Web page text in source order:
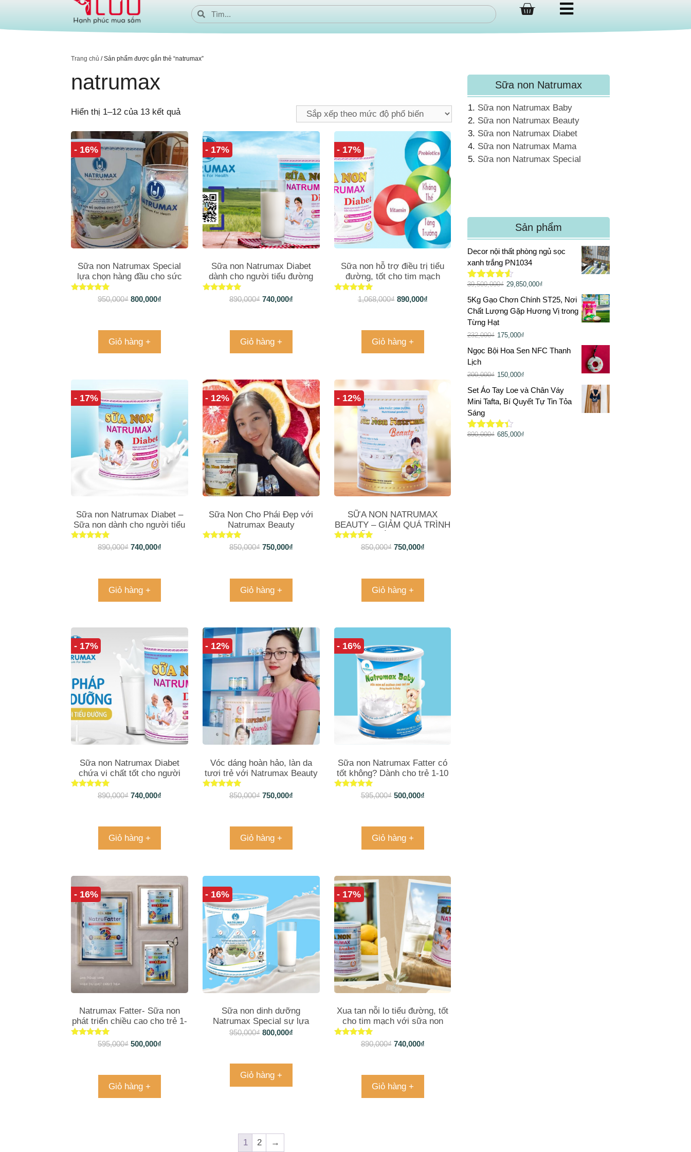
Trang chủ / Sản phẩm được gắn thẻ “natrumax”
natrumax
Hiển thị 1–12 của 13 kết quả
- 16%
Sữa non Natrumax Special
lựa chọn hàng đầu cho sức
khỏe 800gr
Được xếp
hạng
950,000₫ 800,000₫
Giỏ hàng +
- 17%
Sữa non Natrumax Diabet
dành cho người tiểu đường
Được xếp890,000₫ 740,000₫
Giỏ hàng +
- 17%
Sữa non hỗ trợ điều trị tiểu
đường, tốt cho tim mạch
Được xếp
hạng
1,068,000₫ 890,000₫
Giỏ hàng +
- 17%
Sữa non Natrumax Diabet –
Sữa non dành cho người tiểu
đường, người cao tuổi
Được xếp890,000₫ 740,000₫
Giỏ hàng +
- 12%
Sữa Non Cho Phái Đẹp với
Natrumax Beauty
Được xếp850,000₫ 750,000₫
Giỏ hàng +
- 12%
SỮA NON NATRUMAX
BEAUTY – GIẢM QUÁ TRÌNH
LÃO HÓA 800gram
Được xếp850,000₫ 750,000₫
Giỏ hàng +
- 17%
Sữa non Natrumax Diabet
chứa vi chất tốt cho người
yếu và người lớn tuổi
Được xếp890,000₫ 740,000₫
Giỏ hàng +
- 12%
Vóc dáng hoàn hảo, làn da
tươi trẻ với Natrumax Beauty
Được xếp850,000₫ 750,000₫
Giỏ hàng +
- 16%
Sữa non Natrumax Fatter có
tốt không? Dành cho trẻ 1-10
Được xếp595,000₫ 500,000₫
Giỏ hàng +
- 16%
Natrumax Fatter- Sữa non
phát triển chiều cao cho trẻ 1-
Được xếp
hạng
595,000₫ 500,000₫
Giỏ hàng +
- 16%
Sữa non dinh dưỡng
Natrumax Special sự lựa
chọn hàng đầu gia đình
950,000₫ 800,000₫
Giỏ hàng +
- 17%
Xua tan nỗi lo tiểu đường, tốt
cho tim mạch với sữa non
Natrumax 800gam
Được xếp
hạng
890,000₫ 740,000₫
Giỏ hàng +
1 2 →
Sữa non Natrumax
Sữa non Natrumax Baby
Sữa non Natrumax Beauty
Sữa non Natrumax Diabet
Sữa non Natrumax Mama
Sữa non Natrumax Special
Sản phẩm
Decor nội thất phòng ngủ sọc
xanh trắng PN1034
Được xếp
hạng
4.50
5 sao
39,500,000₫ 29,850,000₫
5Kg Gạo Chơn Chính ST25, Nơi
Chất Lượng Gặp Hương Vị trong
Từng Hạt
232,000₫ 175,000₫
Ngọc Bội Hoa Sen NFC Thanh
Lịch
200,000₫ 150,000₫
Set Áo Tay Loe và Chân Váy
Mini Tafta, Bí Quyết Tự Tin Tỏa
Sáng
Được xếp
890,000₫ 685,000₫